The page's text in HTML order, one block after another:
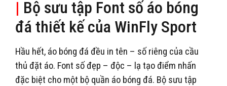
| Bộ sưu tập Font số áo bóng
đá thiết kế của WinFly Sport
Hầu hết, áo bóng đá đều in tên – số riêng của cầu
thủ đặt áo. Font số đẹp – độc – lạ tạo điểm nhấn
đặc biệt cho một bộ quần áo bóng đá. Bộ sưu tập